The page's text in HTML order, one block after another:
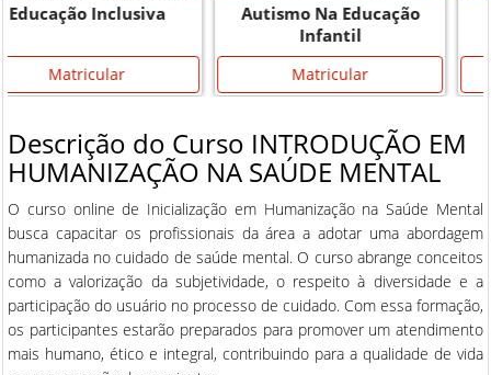
Autismo Na Educação
Matricular
Monitor Escolar
Matricular
Descrição do Curso INTRODUÇÃO EM
HUMANIZAÇÃO NA SAÚDE MENTAL
O curso online de Inicialização em Humanização na Saúde Mental
busca capacitar os profissionais da área a adotar uma abordagem
humanizada no cuidado de saúde mental. O curso abrange conceitos
como a valorização da subjetividade, o respeito à diversidade e a
participação do usuário no processo de cuidado. Com essa formação,
os participantes estarão preparados para promover um atendimento
mais humano, ético e integral, contribuindo para a qualidade de vida